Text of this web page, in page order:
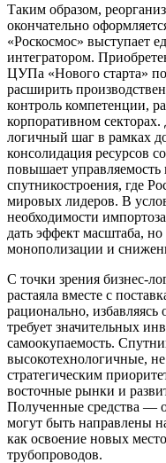
Таким образом,
окончательно
«Роскосмос» выступает
интегратором.
ЦУПа «Нового старта»
расширить
контроль компетенции,
корпоративном
логичный шаг в рамках
консолидация ресурсов
повышает управляемость
спутникостроения, где
мировых лидеров. В
необходимости
дать эффект масштаба,
монополизации и
С точки зрения бизнес-
растаяла вместе с
рационально,
требует значительных
самоокупаемость.
высокотехнологичные,
стратегическим
восточные рынки и
Полученные средства —
могут быть направлены
как освоение новых
трубопроводов.